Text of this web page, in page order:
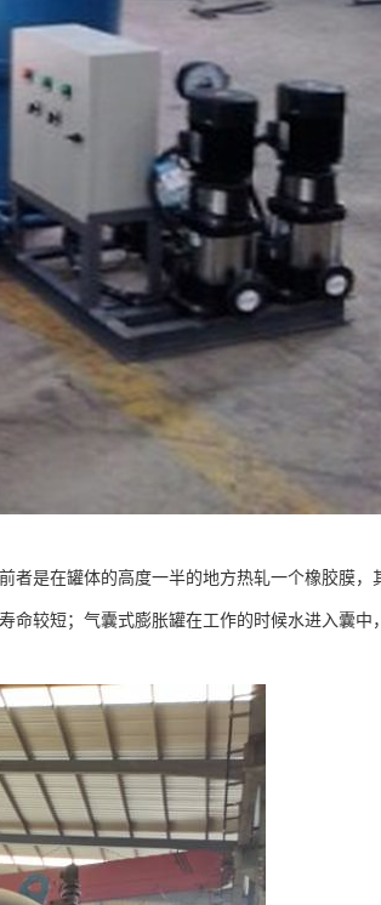
者是在罐体的高度一半的地方热轧一个橡胶膜，
命较短；气囊式膨胀罐在工作的时候水进入囊中